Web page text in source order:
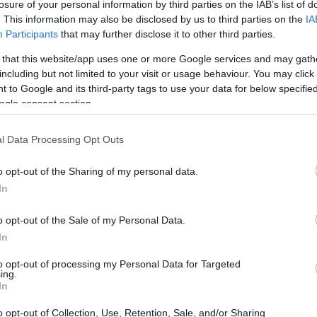
of your personal information by third parties on the IAB’s list of
This information may also be disclosed by us to third parties on the
Participants that may further disclose it to other third parties.
that this website/app uses one or more Google services and may
but not limited to your visit or usage behaviour. You may
to Google and its third-party tags to use your data for below
consent section.
Data Processing Opt Outs
opt-out of the Sharing of my personal data.
opt-out of the Sale of my Personal Data.
opt-out of processing my Personal Data for Targeted
opt-out of Collection, Use, Retention, Sale, and/or Sharing
del pubblico con la sua narrazione unica e i
David Shore e Paul Attanasio, ha portato sullo
magistralmente da Hugh Laurie. Questo misantropo,
casi clinici complessi, ispirati a storie reali,
ma anche un intrigante mistero da risolvere.
e ribellione. La sua personalità burbera e il suo
affascinato gli spettatori. La serie ha saputo
un’atmosfera unica. House, con la sua
cinico, ha dimostrato che anche i medici possono